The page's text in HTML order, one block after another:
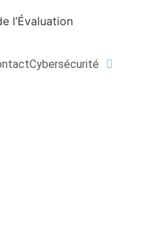
l’Évaluation
Cybersécurité